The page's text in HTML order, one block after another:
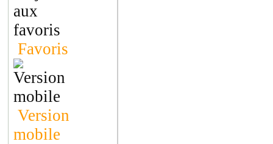
Favoris
Version
mobile